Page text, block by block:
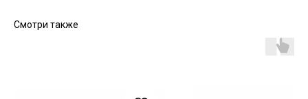
Смотри также